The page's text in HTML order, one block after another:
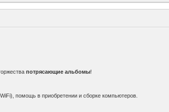
потрясающие альбомы!
помощь в приобретении и сборке компьютеров.